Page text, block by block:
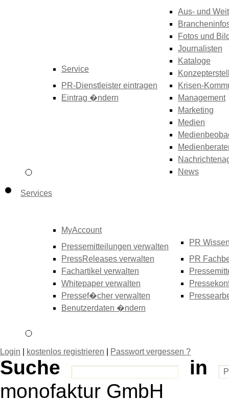
Service
PR-Dienstleister eintragen
Eintrag �ndern
Aus- und
Fotos und
Journalisten
Kataloge
Krisen-
Management
Marketing
Medien
News
Services
MyAccount
Pressemitteilungen verwalten
PressReleases verwalten
Fachartikel verwalten
Whitepaper verwalten
Pressef�cher verwalten
Benutzerdaten �ndern
PR
PR
Login kostenlos registrieren Passwort vergessen ?
Suche
in
monofaktur GmbH